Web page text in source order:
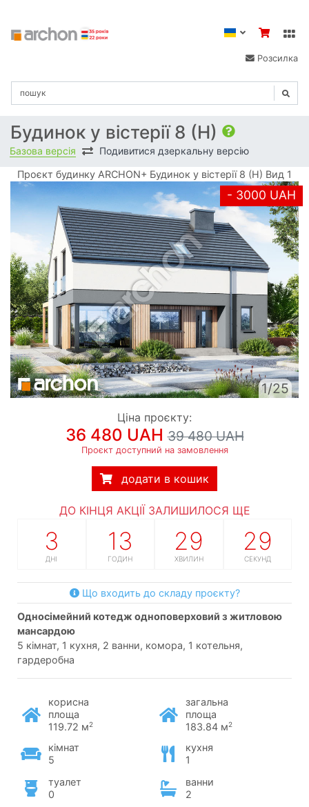
Розсилка
Будинок у вістерії 8 (Н)
Базова версія Подивитися дзеркальну версію
Проєкт будинку ARCHON+ Будинок у вістерії 8 (Н) Вид 1
- 3000 UAH
1/25
Ціна проєкту:
36 480 UAH39 480 UAH
Проєкт доступний на замовлення
додати в кошик
ДО КІНЦЯ АКЦІЇ ЗАЛИШИЛОСЯ ЩЕ
3
ДНІ
13
ГОДИН
29
ХВИЛИН
28
СЕКУНД
Що входить до складу проєкту?
односімейний котедж одноповерховий з житловою
мансардою
5 кімнат, 1 кухня, 2 ванни, комора, 1 котельня,
гардеробна
корисна
площа
119.72 м2
загальна
площа
183.84 м2
кімнат
5
кухня
1
туалет
0
ванни
2